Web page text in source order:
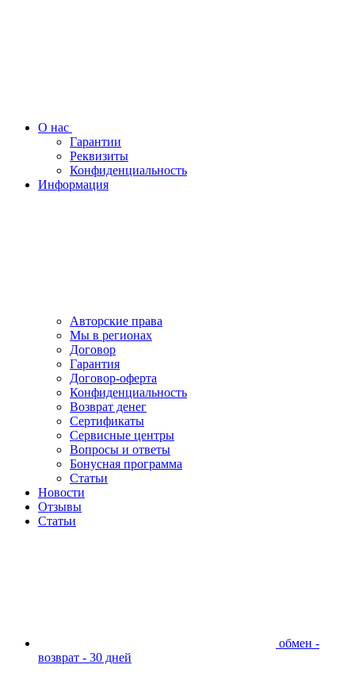
О нас
Гарантии
Реквизиты
Конфиденциальность
Информация
Авторские права
Мы в регионах
Договор
Гарантия
Договор-оферта
Конфиденциальность
Возврат денег
Сертификаты
Сервисные центры
Вопросы и ответы
Бонусная программа
Статьи
Новости
Отзывы
Статьи
обмен -
возврат - 30 дней